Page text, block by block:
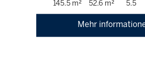
145.5 m² 52.6 m² 5.5
Mehr